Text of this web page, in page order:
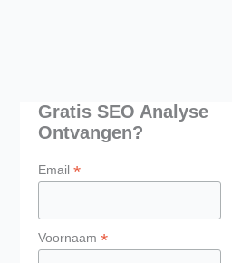
Gratis SEO Analyse
Ontvangen?
Email*
Voornaam*